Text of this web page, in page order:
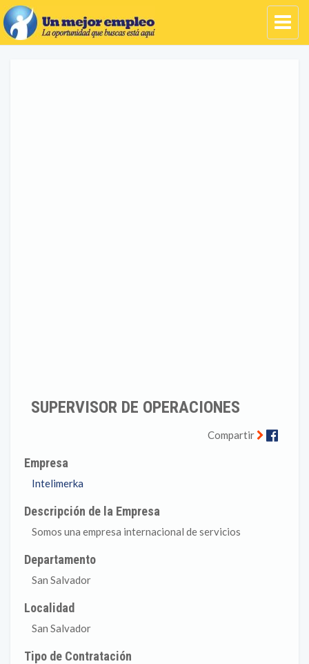
SUPERVISOR DE OPERACIONES
Compartir
Empresa
Intelimerka
Descripción de la Empresa
Somos una empresa internacional de servicios
Departamento
San Salvador
Localidad
San Salvador
Tipo de Contratación